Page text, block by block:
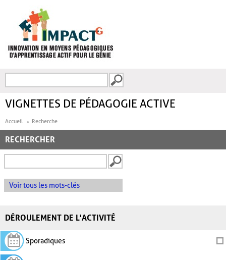
FORMULAIRE DE
VIGNETTES DE PÉDAGOGIE ACTIVE
Accueil Recherche
RECHERCHER
Voir tous les mots-clés
DÉROULEMENT DE L'ACTIVITÉ
Sporadiques